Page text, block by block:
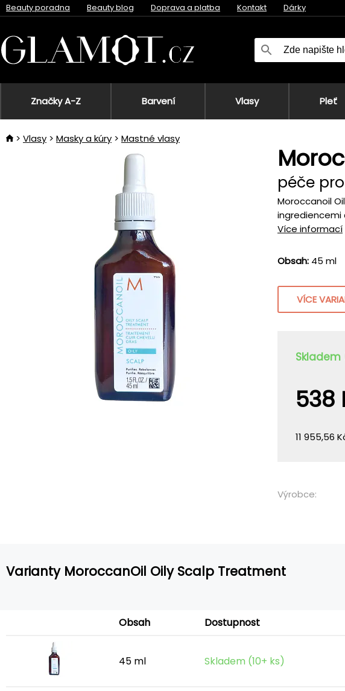
Beauty poradna Beauty blog Doprava a platba Kontakt Dárky
Značky A-Z Barvení Vlasy Pleť
Vlasy Masky a kúry Mastné vlasy
péče
Moroccanoil
ingrediencemi
Více informací
Obsah: 45 ml
VÍCE
Skladem
538
11 955,56
Výrobce:
Varianty MoroccanOil Oily Scalp Treatment
Obsah Dostupnost
45 ml Skladem (10+ ks)